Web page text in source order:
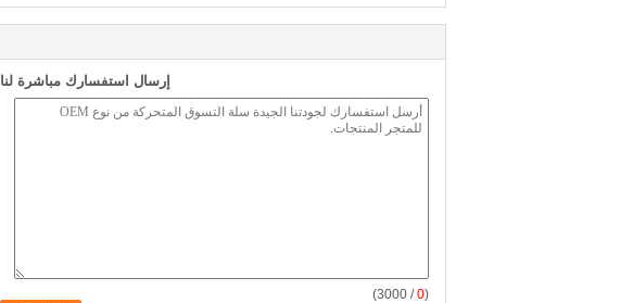
إرسال استفسارك مباشرة لنا
(
0
/ 3000)